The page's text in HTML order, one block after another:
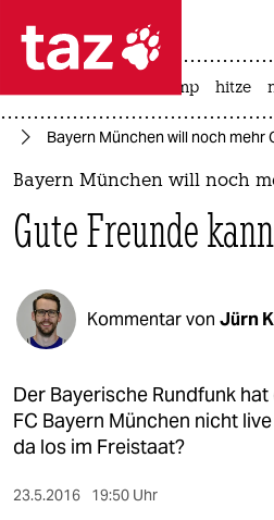
 taz zahl ich
taz zahl ich
themen
politik
öko
gesellschaft
kultur
sport
berlin
usa unter trump hitze
Bayern München will noch mehr
Bayern München will noch
Gute Freunde
Kommentar von Jürn
Der Bayerische Rundfunk
FC Bayern München nicht
da los im Freistaat?
23.5.2016 19:50 Uhr